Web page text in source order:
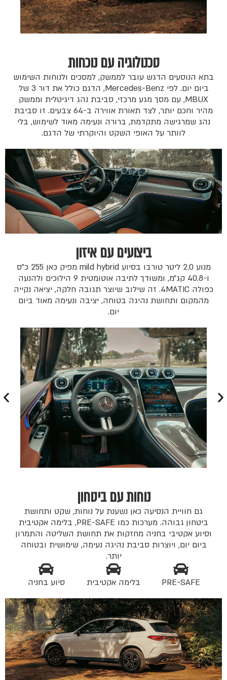
טכנולוגיה עם נוכחות
בתא הנוסעים הדגש עובר לממשק, למסכים ולנוחות השימוש
ביום יום. לפי Mercedes-Benz, הדגם כולל את דור 3 של
MBUX, עם מסך מגע מרכזי, סביבת נהג דיגיטלית וממשק
מהיר וחכם יותר, לצד תאורת אווירה ב-64 צבעים. זו סביבת
נהג שמרגישה מתקדמת, ברורה ונעימה מאוד לשימוש, בלי
לוותר על האופי השקט והיוקרתי של הדגם.
ביצועים עם איזון
מנוע 2.0 ליטר טורבו בסיוע mild hybrid מפיק כאן 255 כ״ס
ו-40.8 קג״מ, ומשודך לתיבה אוטומטית 9 הילוכים ולהנעה
כפולה 4MATIC. זה שילוב שיוצר תגובה חלקה, יציאה נקייה
מהמקום ותחושת נהיגה בטוחה, יציבה ונעימה מאוד ביום
יום.
נוחות עם ביטחון
גם חוויית הנסיעה כאן נשענת על נוחות, שקט ותחושת
ביטחון גבוהה. מערכות כמו PRE-SAFE, בלימה אקטיבית
וסיוע אקטיבי בחניה מחזקות את תחושת השליטה והתמרון
ביום יום, ויוצרות סביבת נהיגה נעימה, שימושית ובטוחה
יותר.
PRE-SAFE בלימה אקטיבית סיוע בחניה